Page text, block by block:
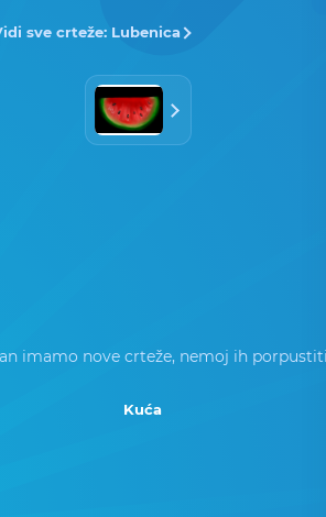
sve crteže: Lubenica
imamo nove crteže, nemoj ih
Kuća